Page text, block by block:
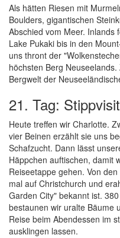
Als hätten Riesen mit
Boulders, gigantischen
Abschied vom Meer. Inlands
Lake Pukaki bis in den
uns thront der
höchsten Berg
Bergwelt der
21. Tag:
Heute treffen wir Charlotte.
vier Beinen erzählt sie uns
Schafzucht. Dann lässt
Häppchen auftischen, damit
Reiseetappe gehen. Von
mal auf Christchurch und
Garden City" bekannt ist.
bestaunen wir uralte Bäume
Reise beim Abendessen im
ausklingen lassen.